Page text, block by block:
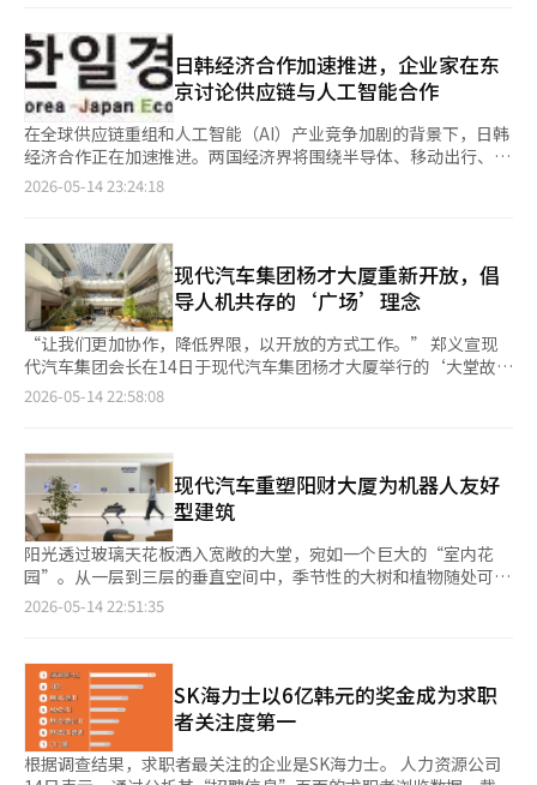
各层取货区之间运输饮料的配送机器人。员工通过手机应用下单
后，机器人会接收订单并移动到指定位置。它一次最多可以配送16
杯饮料，并利用面部识别系统确认订单者身份。 配送机器人同样
应用了与达伊园丁相同的PnD模块和传感器融合技术，使其能够在
人员流动频繁、移动路线复杂的空间中自主避开人和障碍物。 安
保机器人基于波士顿动力的四足行走机器人“斯波特”。现代汽车
与起亚的机器人实验室为其额外装配了自主驾驶模块，以便在建筑
内部进行巡逻。斯波特凭借其在楼梯和曲折空间中的移动能力，被
改造了大厦基础设施，设立了机器人专用待机区和专用电梯。当电
池电量低时，机器人会自动移动到充电地点，并在必要时利用电梯
进行楼层间移动。 建筑出入和认证系统采用了面部识别系统“佩
西”。达伊配送与佩西联动，以识别订单者，减少了额外的认证流
程，提高了配送过程的便利性。 同时，还引入了可以同时管理多
台机器人的综合监控系统“纳孔”。管理者可以通过网页应用查看
机器人的位置、运行状态和充电信息。机器人活动日程的调整和位
置控制等操作命令也通过纳孔进行。 现代汽车与起亚的杨才大厦
服务，因此建筑基础设施和安全体系的验证也同步进行。 现代汽
车集团近期将机器人实验室移至先进汽车平台总部，进一步加强车
辆、机器人和软件开发的联动。该战略旨在将车辆的自主驾驶、传
感器和软件技术扩展到机器人平台。 现代汽车与起亚还在杨才大
厦外部继续进行机器人服务的验证。在首尔成数洞的“工厂成
数”和汉林大学医院等地，投入了达伊配送，以积累在人员密集的
综合空间和医疗设施中运营配送机器人的经验。 现代汽车与起亚
扩大机器人提供便利的空间。”※ 本报道经人工智能（AI）系统翻
译与编辑。
同生活和工作的关系，虽然经历过波折，但始终相信选择正确的道
路才能使公司高效发展，因此需要综合考虑股东和国家发展等多个
因素来做出决定。” 现代汽车工会在今年的薪酬谈判中要求将去
年的净利润的30%作为绩效奖金，并要求在机器人投入后，转为完
全的月薪制、延长退休年龄、引入每周4.5天工作制等。起亚工会
也主张将营业利润的30%作为绩效奖金，并要求支付1000万韩元
的生育奖励、延长退休年龄等。现代摩比斯则要求与现代汽车相同
水平的补偿方案，并要求保障因灯具事业部出售而引发的就业稳
判。 对此，郑会长表示：“我国自6·25战争以来，资本主义社会
的时间并不长，因此正在经历多种挑战。”他认为：“我们正处于
这个过渡期，如果能够智慧地应对，将有机会在全球范围内领
先。” 关于机器人开发，郑会长指出：“现代汽车一直专注于汽
车领域，机器人是我们未曾涉足的领域，因此在前进过程中会经历
一些试错。”他强调：“机器人领域软件的重要性，因此我们努力
平衡硬件与软件的关系，而员工的情感和文化的良好融合是最重要
的，我们对此非常关注。” 他进一步表示：“吸引更多优秀的理
任。”他强调：“我们将尽量减少试错，快速克服错误，朝着更好
的方向迅速推出产品。” 郑会长还对中东战争的持续表示担忧。
现代汽车去年在沙特阿拉伯的国王阿卜杜拉经济城（KAEC）启动
了汽车产业园的建设，计划在今年第四季度投入运营。沙特是中东
汽车销售量最大的市场，占整个中东市场的35%。现代汽车去年销
售了14万辆，紧追当地第一的丰田集团。 郑会长表示：“由于伊
朗战争的持续，正在建设中的沙特工厂的完工可能会有所延
迟。”他补充道：“中东的销售也可能会有所减少，令人担忧，但
和体质改善方面的努力至关重要。”他表示：“如果全球任何公司
有值得学习的地方，我们都会学习，并致力于开发出让客户更加满
意的产品，提升我们技术的成熟度。” 在自动驾驶技术竞争方
面，郑会长重申将安全作为首要原则。他表示：“自动驾驶领域，
中国和特斯拉发展非常迅速，Waymo也表现良好。”他透
日韩经济合作加速推进，企业家在东
京讨论供应链与人工智能合作
在全球供应链重组和人工智能（AI）产业竞争加剧的背景下，日韩
经济合作正在加速推进。两国经济界将围绕半导体、移动出行、能
源、金融等核心产业领域讨论建立“面向未来的伙伴关系”。日韩
议的主题是“日韩共同前进，下一步”。此次会议是新任会长上任
后的首次活动，预计将为日韩经济合作指明新的方向。此次会议的
关注点在于，会议首日19日正值韩国与日本举行首脑会谈之际。在
政治和外交关系改善的背景下，经济界也将为民间合作的加强贡献
力量。韩国方面，日韩经济协会会长兼LS董事会主席郭子烈将率领
主要集团的总裁和经济人士出席。出席的有乐天集团会长辛东彬、
斗山集团会长朴正源、LS集团会长郭子恩、LS电气会长郭子均、
现代汽车副总裁金东旭、SK副会长李亨熙、三星物产社长李在彦
赫、OK金融集团会长崔允、Kakao ESG总负责人权大烈等将讨论
数字转型和金融合作方案。日本方面，日韩经济协会会长兼朝日集
团会长高桥明义将率领日本经济界的核心人士出席。预计出席的还
有日本经济团体联合会名誉会长德仓正和、住友商事会长兵头雅
之、住友化学会长岩田圭一、丰田汽车总管竹村明俊、野村控股会
长永井浩司等。此次会议预计将成为讨论应对全球经济不确定性加
剧的日韩产业联盟必要性的主要议题。在美中冲突长期化和供应链
分化加剧的背景下，半导体材料、零部件、设备、电池、未来汽车
争加剧的情况下，数据中心、电力基础设施、半导体及先进制造领
域的合作讨论也将展开。LS、斗山、现代汽车等制造企业与日本材
料、零部件企业之间的合作潜力也备受关注。以郭子烈会长为首的
韩国代表团将于会议前一天，即18日，拜访日本总理高市早苗。代
表团计划在日韩首脑会谈前说明召开日韩经济人会议的意义，并请
求日本政府对两国经济人合作的支持。
2026-05-14 23:24:18
现代汽车集团杨才大厦重新开放，倡
导人机共存的‘广场’理念
“让我们更加协作，降低界限，以开放的方式工作。” 郑义宣现
代汽车集团会长在14日于现代汽车集团杨才大厦举行的‘大堂故事
市政厅’活动中与员工交流时表示：“大堂翻新源于我们在杨才大
修...‘贤才之地’，为员工沟通打造开放广场 现代汽车集团杨才大
厦自2000年起作为集团的控制塔，成为现代汽车集团成长的基
石。自2024年5月开始，经过约两年的装修，其核心理念为‘沟
通’。大堂从地下1层到地上4层，总面积约3万6000㎡，重新设计
为员工的开放广场。 当天的活动在大堂中央设立的阶梯型休息
区‘阿戈拉’举行，郑会长与张在勋副会长、徐康贤社长、崔俊永
社长、成金社长、朴敏宇社长等现代汽车集团主要管理层及参与新
大堂规划的相关人员出席。郑会长表示：“简短的对话可以引发新
将逐步改变我们的工作方式，这是我们通过此次项目所实现的期
待。” 郑会长指出：“杨才（良才）意为‘贤才聚集之地’，希
望大家能够在这里自然交流，而不是局限于各自的办公桌或会议
室，通过这种连接创造更大的成果。”他还强调：“为了更好地理
解客户，我们需要更加灵活，倡导更多的协作，降低界限，以开放
的方式工作。” ◆实现以人为本的广场...郑义宣强调‘思考的力
2026-05-14 22:58:08
现代汽车重塑阳财大厦为机器人友好
型建筑
阳光透过玻璃天花板洒入宽敞的大堂，宛如一个巨大的“室内花
园”。从一层到三层的垂直空间中，季节性的大树和植物随处可
见，让人不禁怀疑这里是办公室还是公园。如此完美的景观得益于
间，配送机器人将数十杯咖啡送往呼叫的员工。大楼一侧，安全机
器人“Spot”在室内巡逻，检查火灾和安全等风险因素。这个人
与机器人共存的地方是现代汽车集团新近改造的阳财大厦。 现代
汽车·起亚于5月14日宣布，将位于首尔瑞草区的阳财大厦重新设
计为机器人友好型建筑，并推出灌溉机器人、配送机器人和安全机
2026-05-14 22:51:35
SK海力士以6亿韩元的奖金成为求职
者关注度第一
根据调查结果，求职者最关注的企业是SK海力士。 人力资源公司